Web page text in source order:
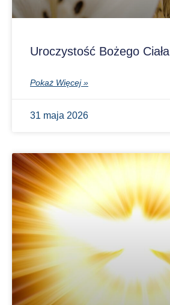
Uroczystość Bożego Ciała
Pokaż Więcej »
31 maja 2026